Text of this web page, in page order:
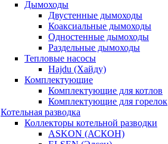
Дымоходы
Двустенные дымоходы
Коаксиальные дымоходы
Одностенные дымоходы
Раздельные дымоходы
Тепловые насосы
Hajdu (Хайду)
Комплектующие
Комплектующие для котлов
Комплектующие для горелок
Котельная разводка
Коллекторы котельной разводки
ASKON (АСКОН)